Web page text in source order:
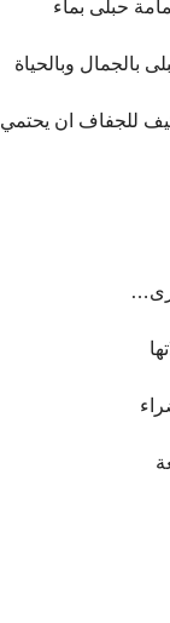
حبلى بماء
بالجمال وبالحياة
للجفاف ان يحتمي